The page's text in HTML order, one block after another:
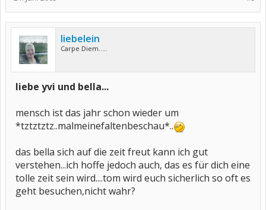
liebelein
Carpe Diem.....
liebe yvi und bella...
mensch ist das jahr schon wieder um
*tztztztz..malmeinefaltenbeschau*..
das bella sich auf die zeit freut kann ich gut
verstehen...ich hoffe jedoch auch, das es für dich eine
tolle zeit sein wird....tom wird euch sicherlich so oft es
geht besuchen,nicht wahr?